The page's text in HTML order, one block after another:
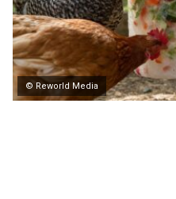
© Reworld Media